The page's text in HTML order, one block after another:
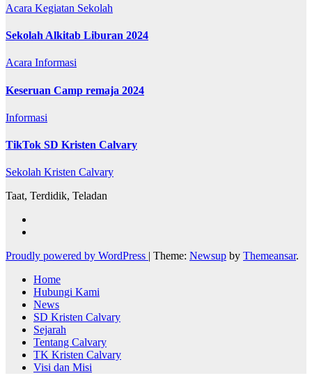
Acara Kegiatan Sekolah
Sekolah Alkitab Liburan 2024
Acara Informasi
Keseruan Camp remaja 2024
Informasi
TikTok SD Kristen Calvary
Sekolah Kristen Calvary
Taat, Terdidik, Teladan
Proudly powered by WordPress | Theme: Newsup by Themeansar.
Home
Hubungi Kami
News
SD Kristen Calvary
Sejarah
Tentang Calvary
TK Kristen Calvary
Visi dan Misi